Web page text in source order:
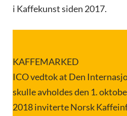
i Kaffekunst siden 2017.
KAFFEMARKED
ICO vedtok at Den
skulle avholdes den 1.
2018 inviterte Norsk